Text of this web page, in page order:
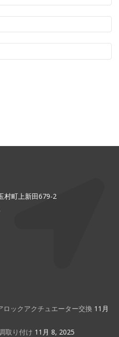
村町上新田679-2
ロックアクチュエーター交換 11月
取り付け 11月 8, 2025